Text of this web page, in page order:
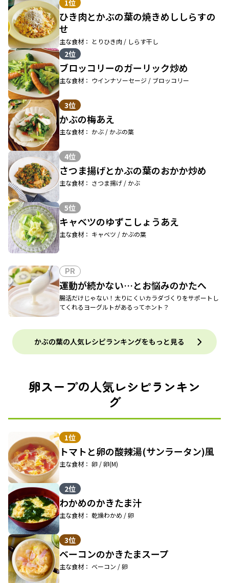
1位
ひき肉とかぶの葉の焼きめししらすの
せ
主な食材： とりひき肉 / しらす干し
2位
ブロッコリーのガーリック炒め
主な食材： ウインナソーセージ / ブロッコリー
3位
かぶの梅あえ
主な食材： かぶ / かぶの葉
4位
さつま揚げとかぶの葉のおかか炒め
主な食材： さつま揚げ / かぶ
5位
キャベツのゆずこしょうあえ
主な食材： キャベツ / かぶの葉
PR
運動が続かない…とお悩みのかたへ
腸活だけじゃない！太りにくいカラダづくりをサポートし
てくれるヨーグルトがあるってホント？
かぶの葉の人気レシピランキングをもっと見る
卵スープの人気レシピランキン
グ
1位
トマトと卵の酸辣湯(サンラータン)風
主な食材： 卵 / 卵(M)
2位
わかめのかきたま汁
主な食材： 乾燥わかめ / 卵
3位
ベーコンのかきたまスープ
主な食材： ベーコン / 卵